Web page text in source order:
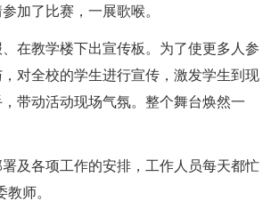
加了比赛，一展歌喉。
在教学楼下出宣传板。为了使更多人参
对全校的学生进行宣传，激发学生到现
带动活动现场气氛。整个舞台焕然一
及各项工作的安排，工作人员每天都忙
师。